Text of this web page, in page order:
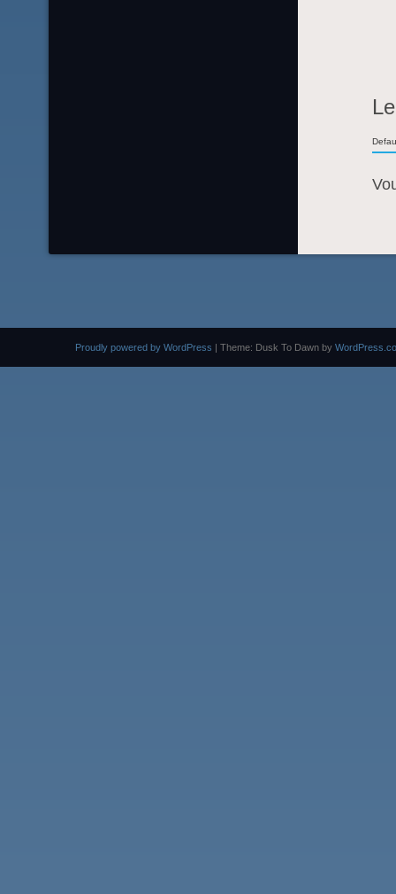
Proudly powered by WordPress | Theme: Dusk To Dawn by